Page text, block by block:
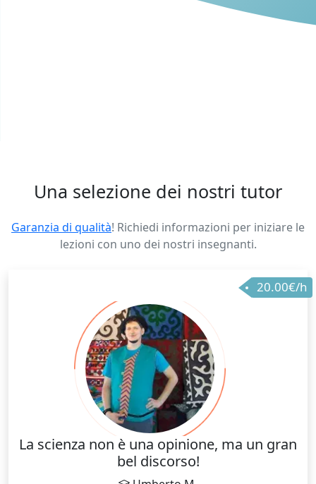
Una selezione dei nostri tutor
Garanzia di qualità! Richiedi informazioni per iniziare le
lezioni con uno dei nostri insegnanti.
20.00€/h
La scienza non è una opinione, ma un gran
bel discorso!